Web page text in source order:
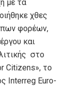
με τα
χθες
φορέων,
και
στο
Citizens», το
Interreg Euro-